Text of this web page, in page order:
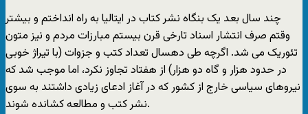
چند سال بعد یک بنگاه نشر کتاب در ایتالیا به راه انداختم و بیشتر
وقتم صرف انتشار اسناد تارخی قرن بیستم مبارزات مردم و نیز متون
تئوریک می شد. اگرچه طی دهسال تعداد کتب و جزوات (با تیراژ خوبی
در حدود هزار و گاه دو هزار) از هفتاد تجاوز نکرد، اما موجب شد که
نیروهای سیاسی خارج از کشور که در آغاز ادعای زیادی داشتند به سوی
نشر کتب و مطالعه کشانده شوند.